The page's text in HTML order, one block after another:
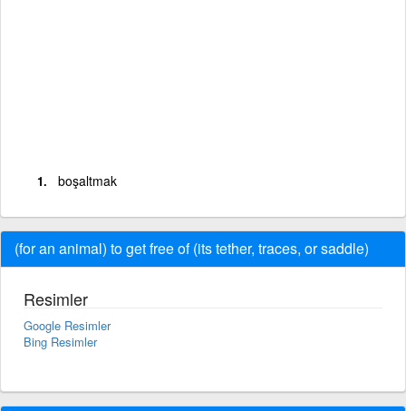
boşaltmak
(for an animal) to get free of (its tether, traces, or saddle)
Resimler
Google Resimler
Bing Resimler